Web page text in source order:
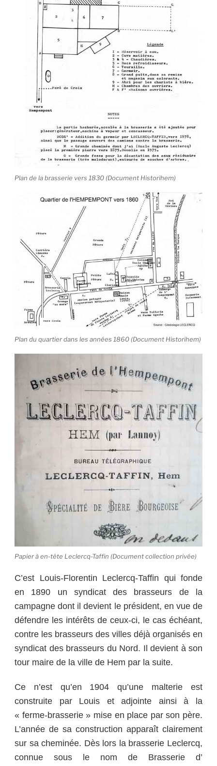
Plan de la brasserie vers 1830 (Document Historihem)
Plan du quartier dans les années 1860 (Document Historihem)
Papier à en-tête Leclercq-Taffin (Document collection privée)
C’est Louis-Florentin Leclercq-Taffin qui fonde
en 1890 un syndicat des brasseurs de la
campagne dont il devient le président, en vue de
défendre les intérêts de ceux-ci, le cas échéant,
contre les brasseurs des villes déjà organisés en
syndicat des brasseurs du Nord. Il devient à son
tour maire de la ville de Hem par la suite.
Ce n’est qu’en 1904 qu’une malterie est
construite par Louis et adjointe ainsi à la
« ferme-brasserie » mise en place par son père.
L’année de sa construction apparaît clairement
sur sa cheminée. Dès lors la brasserie Leclercq,
connue sous le nom de Brasserie d’